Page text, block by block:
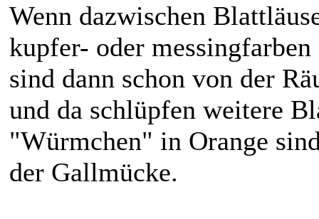
Wenn dazwischen
kupfer- oder
sind dann schon von der
und da schlüpfen weitere
"Würmchen" in Orange
der Gallmücke.